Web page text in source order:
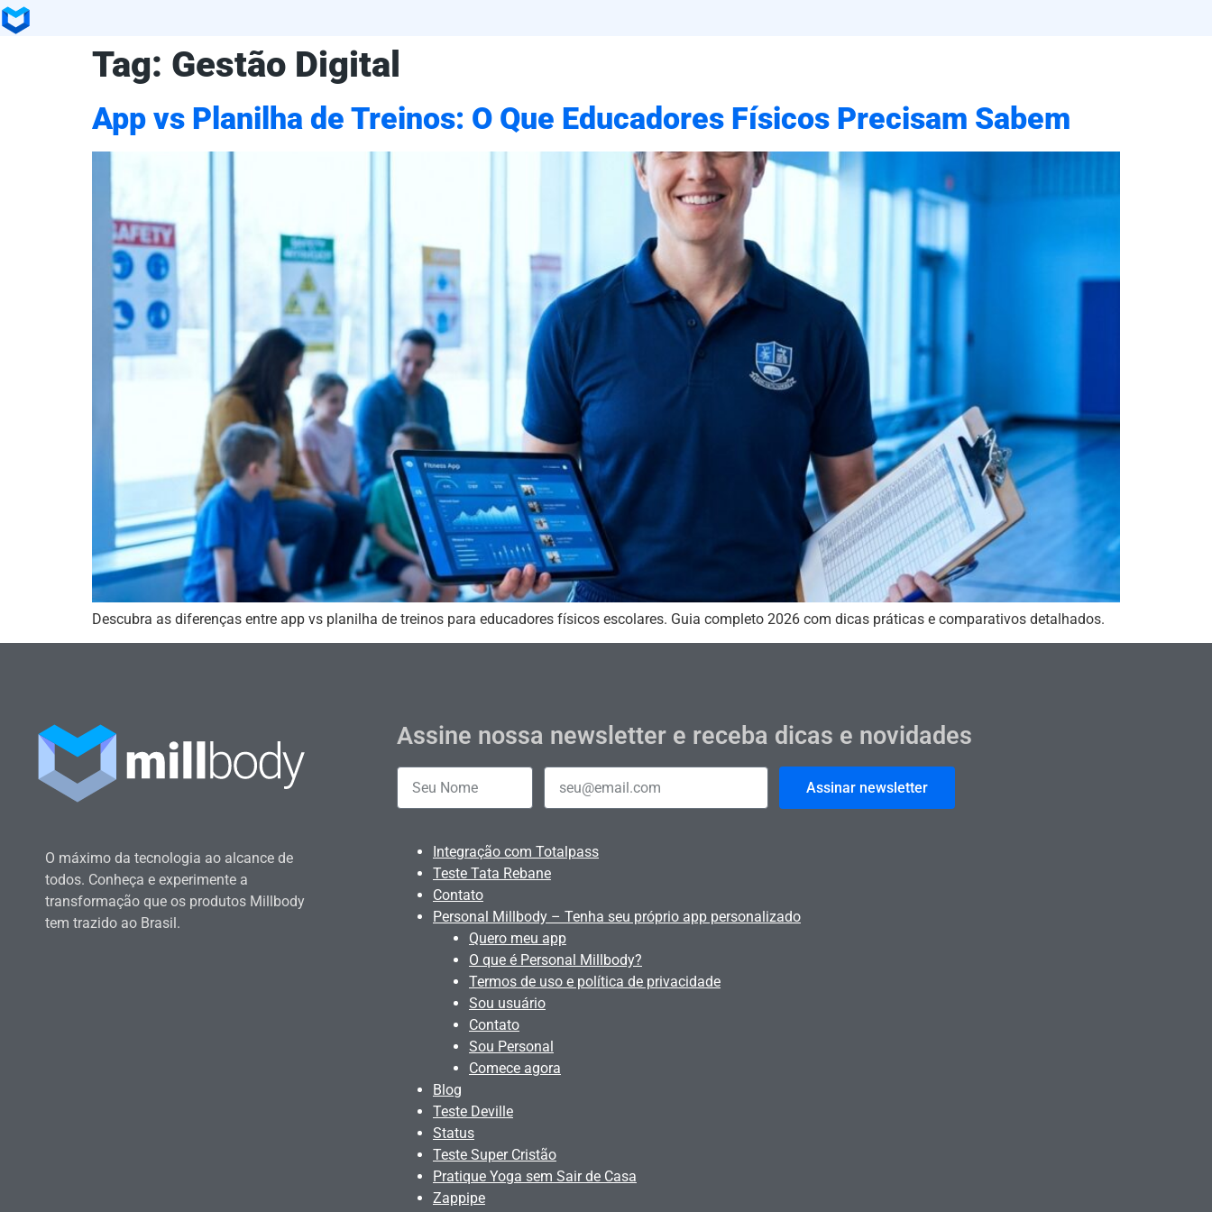
Tag: Gestão Digital
App vs Planilha de Treinos: O Que Educadores Físicos Precisam Sabem
Descubra as diferenças entre app vs planilha de treinos para educadores físicos escolares. Guia completo 2026 com dicas práticas e comparativos detalhados.
O máximo da tecnologia ao alcance de
todos. Conheça e experimente a
transformação que os produtos Millbody
tem trazido ao Brasil.
Assine nossa newsletter e receba dicas e novidades
Assinar newsletter
Integração com Totalpass
Teste Tata Rebane
Contato
Personal Millbody – Tenha seu próprio app personalizado
Quero meu app
O que é Personal Millbody?
Termos de uso e política de privacidade
Sou usuário
Contato
Sou Personal
Comece agora
Blog
Teste Deville
Status
Teste Super Cristão
Pratique Yoga sem Sair de Casa
Zappipe